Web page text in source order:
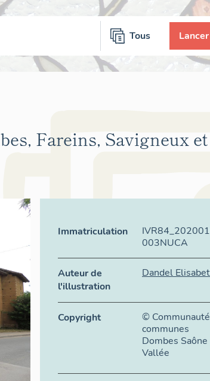
Tous
Fareins, Savigneux et
Immatriculation
003NUCA
Auteur de
l'illustration
Dandel
Copyright
©
communes
Dombes Saône
Vallée